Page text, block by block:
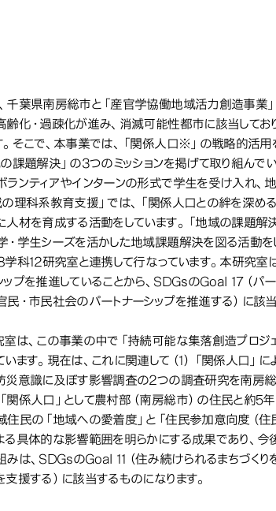
み事例
千葉県南房総市と「産官学協働地域活力創造事業
齢化・過疎化が進み、消滅可能性都市に該当してお
。そこで、本事業では、「関係人口※」の戦略的活
の課題解決」の3つのミッションを掲げて取り組んで
ランティアやインターンの形式で学生を受け入れ
の理科系教育支援」では、「関係人口との絆を深め
人材を育成する活動をしています。「地域の課題解
・学生シーズを活かした地域課題解決を図る活動
科12研究室と連携して行なっています。本研究室
ップを推進していることから、SDGsのGoal 17（パ
民・市民社会のパートナーシップを推進する）に該
室は、この事業の中で「持続可能な集落創造プロジ
います。現在は、これに関連して（1）「関係人口」
災意識に及ぼす影響調査の2つの調査研究を南房
関係人口」として農村部（南房総市）の住民と約5
住民の「地域への愛着度」と「住民参加意向度（住
る具体的な影響範囲を明らかにする成果であり、
みは、SDGsのGoal 11（住み続けられるまちづく
支援する）に該当するものになります。